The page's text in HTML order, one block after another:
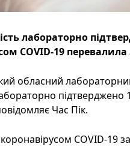
лабораторно
COVID-19 перевалила
обласний
підтверджено
Час Пік.
COVID-19